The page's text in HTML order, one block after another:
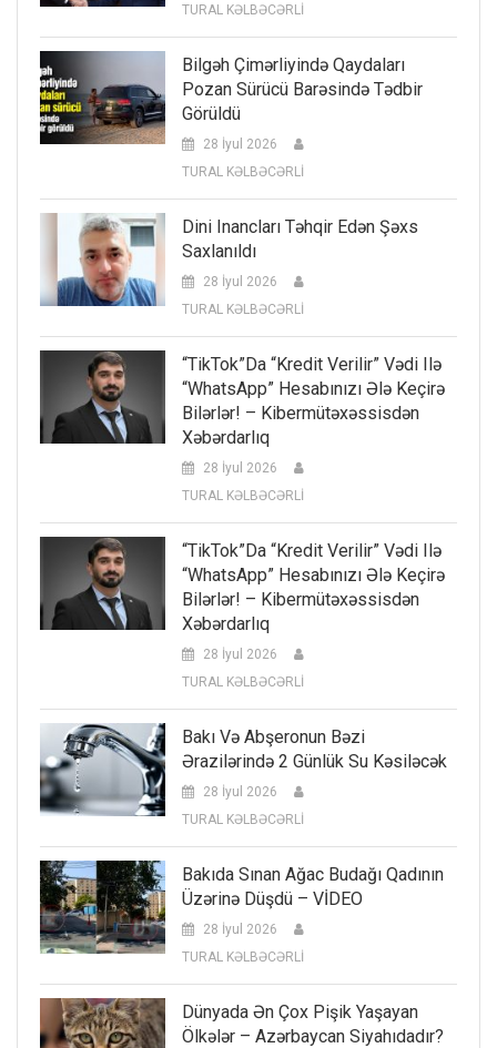
TURAL KƏLBƏCƏRLİ
Bilgəh Çimərliyində Qaydaları
Pozan Sürücü Barəsində Tədbir
Görüldü
28 İyul 2026
TURAL KƏLBƏCƏRLİ
Dini Inancları Təhqir Edən Şəxs
Saxlanıldı
28 İyul 2026
TURAL KƏLBƏCƏRLİ
“TikTok”da “kredit Verilir” Vədi Ilə
“WhatsApp” Hesabınızı Ələ Keçirə
Bilərlər! – Kibermütəxəssisdən
Xəbərdarlıq
28 İyul 2026
TURAL KƏLBƏCƏRLİ
“TikTok”da “kredit Verilir” Vədi Ilə
“WhatsApp” Hesabınızı Ələ Keçirə
Bilərlər! – Kibermütəxəssisdən
Xəbərdarlıq
28 İyul 2026
TURAL KƏLBƏCƏRLİ
Bakı Və Abşeronun Bəzi
Ərazilərində 2 Günlük Su Kəsiləcək
28 İyul 2026
TURAL KƏLBƏCƏRLİ
Bakıda Sınan Ağac Budağı Qadının
Üzərinə Düşdü – VİDEO
28 İyul 2026
TURAL KƏLBƏCƏRLİ
Dünyada Ən Çox Pişik Yaşayan
Ölkələr – Azərbaycan Siyahıdadır?